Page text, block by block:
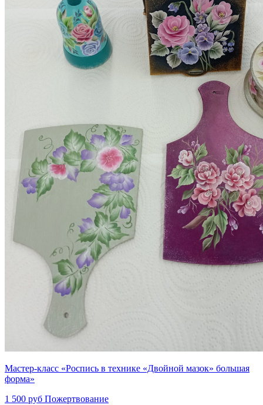
Мастер-класс «Роспись в технике «Двойной мазок» большая
форма»
1 500 руб Пожертвование